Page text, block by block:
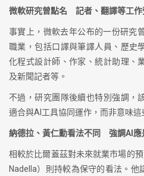
微軟研究曾點名 記者、翻譯等工作
事實上，微軟去年公布的一份研究
職業，包括口譯與筆譯人員、歷史
化程式設計師、作家、統計助理、
及新聞記者等。
不過，研究團隊後續也特別強調，
適合與AI工具協同運作，而非意味
納德拉、黃仁勳看法不同 強調AI應
相較於比爾蓋茲對未來就業市場的
Nadella）則持較為保守的看法。他